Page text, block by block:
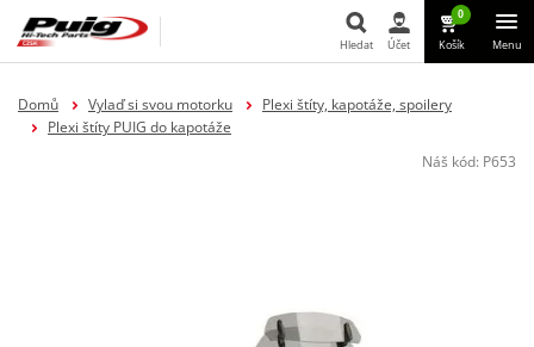
Hledat
Hledat Účet
0
Košík Menu
Domů Vylaď si svou motorku
Plexi štíty, kapotáže, spoilery
Plexi štíty PUIG do kapotáže
Náš kód: P653